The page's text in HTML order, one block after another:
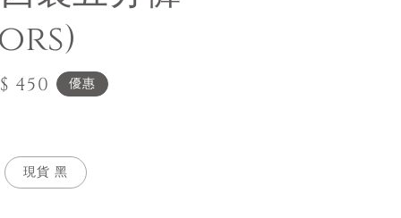
450 優惠
現貨 黑